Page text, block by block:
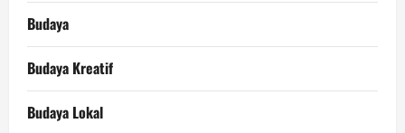
Budaya
Budaya Kreatif
Budaya Lokal